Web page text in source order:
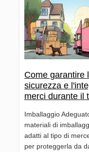
Come garantire
sicurezza e
merci durante il
Imballaggio
materiali di
adatti al tipo di
per proteggerla da